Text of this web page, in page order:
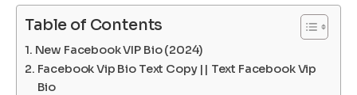
Table of Contents
New Facebook VIP Bio (2024)
Facebook Vip Bio Text Copy || Text Facebook Vip
Bio